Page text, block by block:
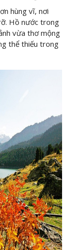
hùng vĩ, nơi
Hồ nước trong
vừa thơ mộng
thể thiếu trong